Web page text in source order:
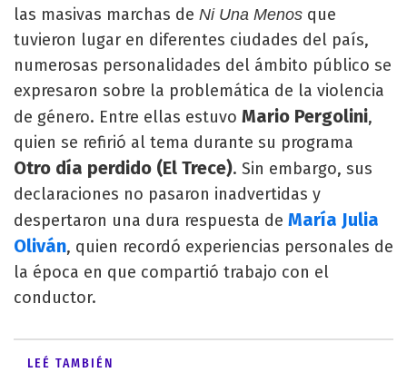
las masivas marchas de Ni Una Menos que
tuvieron lugar en diferentes ciudades del país,
numerosas personalidades del ámbito público se
expresaron sobre la problemática de la violencia
de género. Entre ellas estuvo Mario Pergolini,
quien se refirió al tema durante su programa
Otro día perdido (El Trece). Sin embargo, sus
declaraciones no pasaron inadvertidas y
despertaron una dura respuesta de María Julia
Oliván, quien recordó experiencias personales de
la época en que compartió trabajo con el
conductor.
LEÉ TAMBIÉN